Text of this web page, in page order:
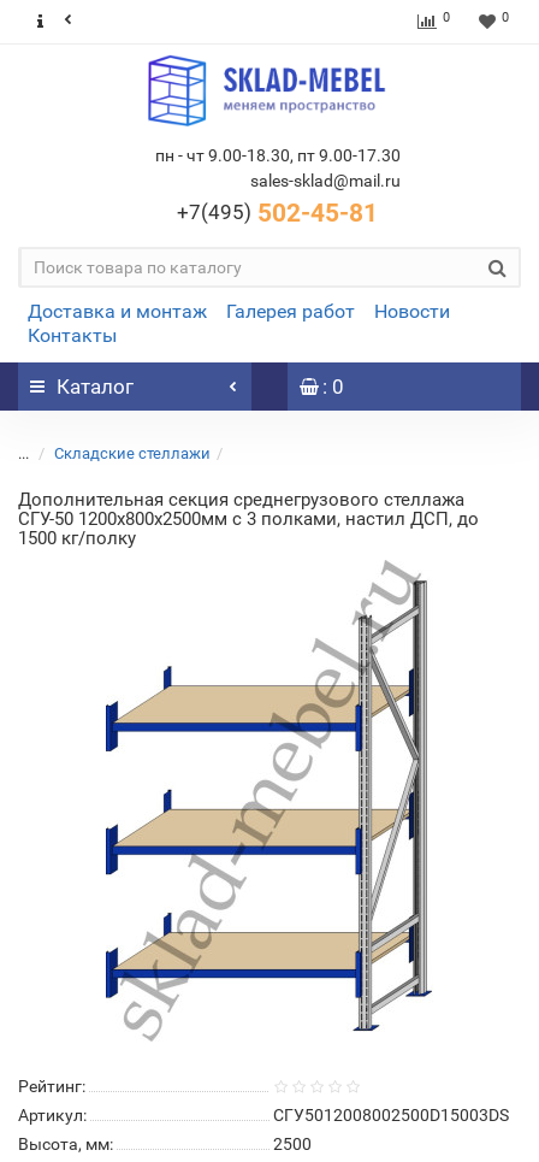
0 0
пн - чт 9.00-18.30, пт 9.00-17.30
sales-sklad@mail.ru
+7(495) 502-45-81
Доставка и монтаж Галерея работ
Новости
Контакты
Каталог : 0
... Складские стеллажи
Дополнительная секция среднегрузового стеллажа
СГУ-50 1200х800х2500мм с 3 полками, настил ДСП, до
1500 кг/полку
Рейтинг:
Артикул:
СГУ5012008002500D15003DS
Высота, мм:
2500